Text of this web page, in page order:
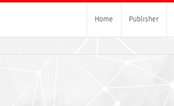
Home Publisher